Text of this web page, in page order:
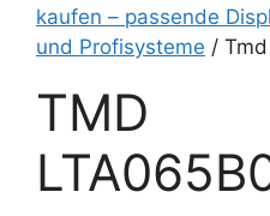
kaufen – passende
und Profisysteme /
TMD